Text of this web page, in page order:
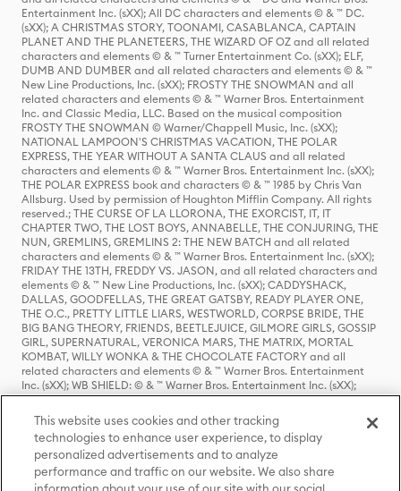
Entertainment Inc. (sXX); All DC characters and elements © & ™ DC.
(sXX); A CHRISTMAS STORY, TOONAMI, CASABLANCA, CAPTAIN
PLANET AND THE PLANETEERS, THE WIZARD OF OZ and all related
characters and elements © & ™ Turner Entertainment Co. (sXX); ELF,
DUMB AND DUMBER and all related characters and elements © & ™
New Line Productions, Inc. (sXX); FROSTY THE SNOWMAN and all
related characters and elements © & ™ Warner Bros. Entertainment
Inc. and Classic Media, LLC. Based on the musical composition
FROSTY THE SNOWMAN © Warner/Chappell Music, Inc. (sXX);
NATIONAL LAMPOON'S CHRISTMAS VACATION, THE POLAR
EXPRESS, THE YEAR WITHOUT A SANTA CLAUS and all related
characters and elements © & ™ Warner Bros. Entertainment Inc. (sXX);
THE POLAR EXPRESS book and characters © & ™ 1985 by Chris Van
Allsburg. Used by permission of Houghton Mifflin Company. All rights
reserved.; THE CURSE OF LA LLORONA, THE EXORCIST, IT, IT
CHAPTER TWO, THE LOST BOYS, ANNABELLE, THE CONJURING, THE
NUN, GREMLINS, GREMLINS 2: THE NEW BATCH and all related
characters and elements © & ™ Warner Bros. Entertainment Inc. (sXX);
FRIDAY THE 13TH, FREDDY VS. JASON, and all related characters and
elements © & ™ New Line Productions, Inc. (sXX); CADDYSHACK,
DALLAS, GOODFELLAS, THE GREAT GATSBY, READY PLAYER ONE,
THE O.C., PRETTY LITTLE LIARS, WESTWORLD, CORPSE BRIDE, THE
BIG BANG THEORY, FRIENDS, BEETLEJUICE, GILMORE GIRLS, GOSSIP
GIRL, SUPERNATURAL, VERONICA MARS, THE MATRIX, MORTAL
KOMBAT, WILLY WONKA & THE CHOCOLATE FACTORY and all
related characters and elements © & ™ Warner Bros. Entertainment
Inc. (sXX); WB SHIELD: © & ™ Warner Bros. Entertainment Inc. (sXX);
HOUSE OF THE DRAGON, GAME OF THRONES, and all related
characters and elements © & ™ Home Box Office, Inc. (sXX); CHILLING
ADVENTURES OF SABRINA, RIVERDALE © & ™ Warner Bros.
Entertainment Inc. Archie Comics and all related characters and
elements © & ™ Archie Comic Publications, Inc. Used with permission.
(sXX); SEINFELD and all related characters and elements © & ™ Castle
Rock Entertainment. (sXX); TED LASSO © & ™ Warner Bros.
This website uses cookies and other tracking
technologies to enhance user experience, to display
personalized advertisements and to analyze
performance and traffic on our website. We also share